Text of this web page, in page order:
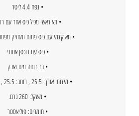
• נפח 4.4 ליטר
• תא ראשי מכיל כיס אחד עם
• תא קדמי עם כיס פתוח ומחזיק
• כיס עם רוכסן אחורי
• בד דוחה מים ואבק
• מידות: אורך: 25.5 , רוחב: 25.5 , עומק: 8
• משקל: 260 גרם.
• חומרים: פוליאסטר